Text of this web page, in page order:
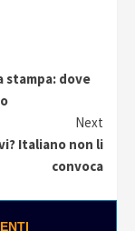
stampa: dove
Next
Italiano non li
convoca